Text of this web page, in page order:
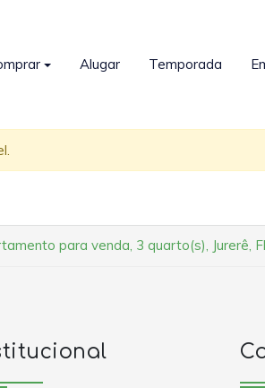
Alugar Temporada
para venda, 3 quarto(s), Jurerê,